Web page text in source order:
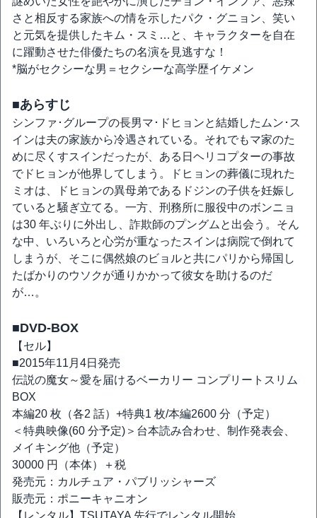
さと相反する家族への情を示したパク・グニョン、笑い
と元気を提供したキム・スミ…と、キャラクターを自在
に躍動させた俳優たちの名演を見逃すな！
*脳がセクシーな男＝セクシーな高学歴イケメン
■あらすじ
シンファ･グループの長男マ･ドヒョンと結婚したムン･ス
インは夫の家族から冷遇されている。それでもマ家のた
めに尽くすスインだったが、ある日ヘリコプターの事故
でドヒョンが他界してしまう。ドヒョンの葬儀に現れた
ミオは、ドヒョンの異母弟であるドジンの子供を妊娠し
ていると騒ぎ立てる。一方、刑務所に服役中のボンニョ
は30 年ぶりに外出し、詐欺師のプングムと出会う。そん
な中、いろいろと心労が重なったスインは病院で倒れて
しまうが、そこに偶然娘のビョルと共にパリから帰国し
たばかりのウソクが通りかかって彼女を助けるのだ
が…。
■DVD-BOX
【セル】
■2015年11月4日発売
伝説の魔女～愛を届けるベーカリー コンプリートスリム
BOX
本編20 枚（各2 話）+特典1 枚/本編2600 分（予定）
＜特典映像(60 分予定)＞台本読み合わせ、制作発表会、
メイキング他（予定）
30000 円（本体）＋税
発売元：カルチュア・パブリッシャーズ
販売元：ポニーキャニオン
【レンタル】TSUTAYA 先行でレンタル開始